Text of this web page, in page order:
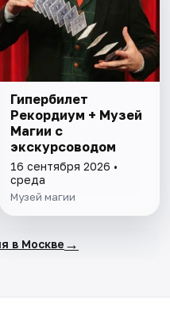
Гипербилет
Рекордиум + Музей
Магии с
экскурсоводом
16 сентября 2026 •
среда
Музей магии
в Москве →